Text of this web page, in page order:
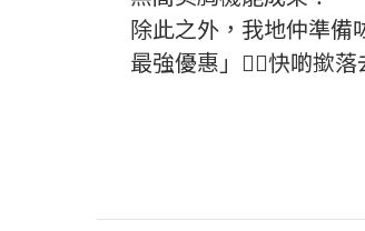
除此之外，我地仲準備
最強優惠」👇🏻快啲撳